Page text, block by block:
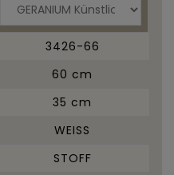
3426-66
60 cm
35 cm
WEISS
STOFF